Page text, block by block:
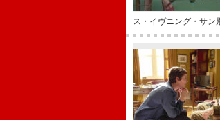
ス・イヴニング・サン